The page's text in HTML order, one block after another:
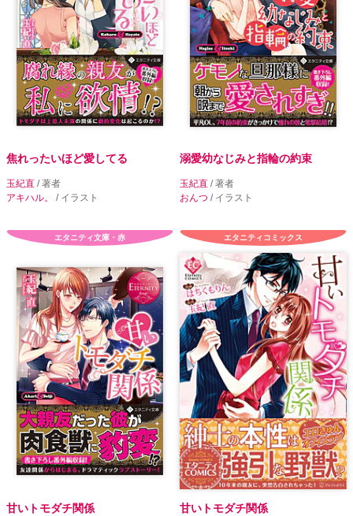
焦れったいほど愛してる
玉紀直 / 著者
アキハル。 / イラスト
溺愛幼なじみと指輪の約束
玉紀直 / 著者
おんつ / イラスト
エタニティ文庫・赤
甘いトモダチ関係
エタニティコミックス
甘いトモダチ関係